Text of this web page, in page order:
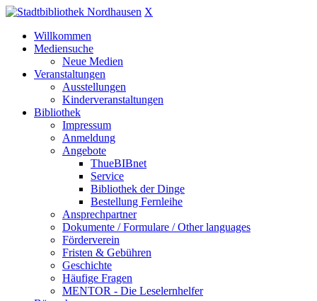
X
Willkommen
Mediensuche
Neue Medien
Veranstaltungen
Ausstellungen
Kinderveranstaltungen
Bibliothek
Impressum
Anmeldung
Angebote
ThueBIBnet
Service
Bibliothek der Dinge
Bestellung Fernleihe
Ansprechpartner
Dokumente / Formulare / Other languages
Förderverein
Fristen & Gebühren
Geschichte
Häufige Fragen
MENTOR - Die Leselernhelfer